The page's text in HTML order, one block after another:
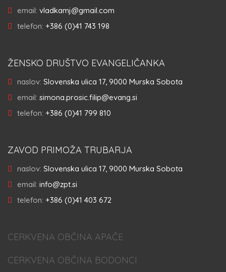
email: vladkamj@gmail.com
telefon: +386 (0)41 743 198
ŽENSKO DRUŠTVO EVANGELIČANKA
naslov: Slovenska ulica 17, 9000 Murska Sobota
email: simona.prosic.filip@evang.si
telefon: +386 (0)41 799 810
ZAVOD PRIMOŽA TRUBARJA
naslov: Slovenska ulica 17, 9000 Murska Sobota
email: info@zpt.si
telefon: +386 (0)41 403 672
CERKVENA OBČINA APAČE
CERKVENA OBČINA BODONCI